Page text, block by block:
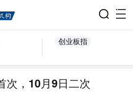
创业板指
次，10月9日二次